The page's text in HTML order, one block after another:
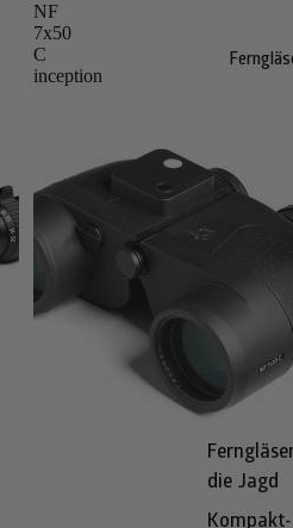
die Jagd
Kompakt-
NF
7x50
C
inception